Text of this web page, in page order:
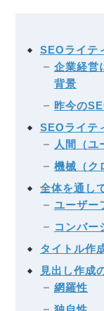
SEOライテ
企業経営
背景
昨今の
SEOライテ
人間（ユ
機械（ク
全体を通し
ユーザー
コンバー
タイトル作
見出し作成
網羅性